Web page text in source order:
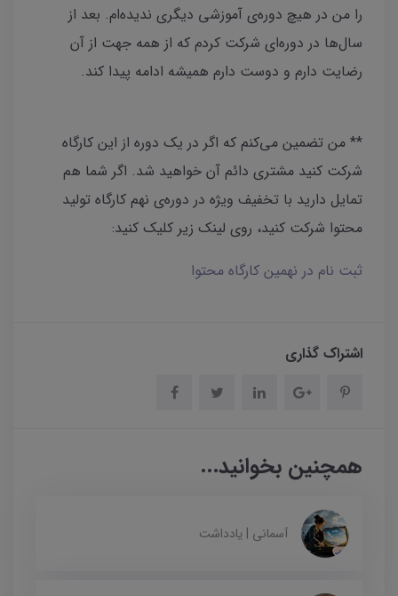
را من در هیچ دوره‌ی آموزشی دیگری ندیده‌ام. بعد از
سال‌ها در دوره‌ای شرکت کردم که از همه جهت از آن
رضایت دارم و دوست دارم همیشه ادامه پیدا کند.
** من تضمین می‌کنم که اگر در یک دوره از این کارگاه
شرکت کنید مشتری دائم آن خواهید شد. اگر شما هم
تمایل دارید با تخفیف ویژه در دوره‌ی نهم کارگاه تولید
محتوا شرکت کنید، روی لینک زیر کلیک کنید:
ثبت نام در نهمین کارگاه محتوا
اشتراک گذاری
همچنین بخوانید...
آسمانی | یادداشت